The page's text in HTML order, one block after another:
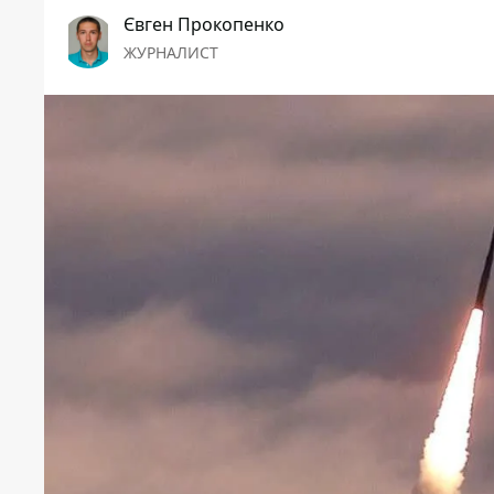
Євген Прокопенко
ЖУРНАЛИСТ